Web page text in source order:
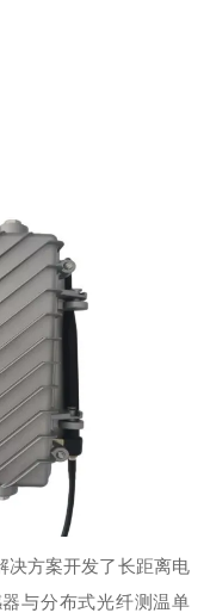
决方案开发了长距离电
与分布式光纤测温单